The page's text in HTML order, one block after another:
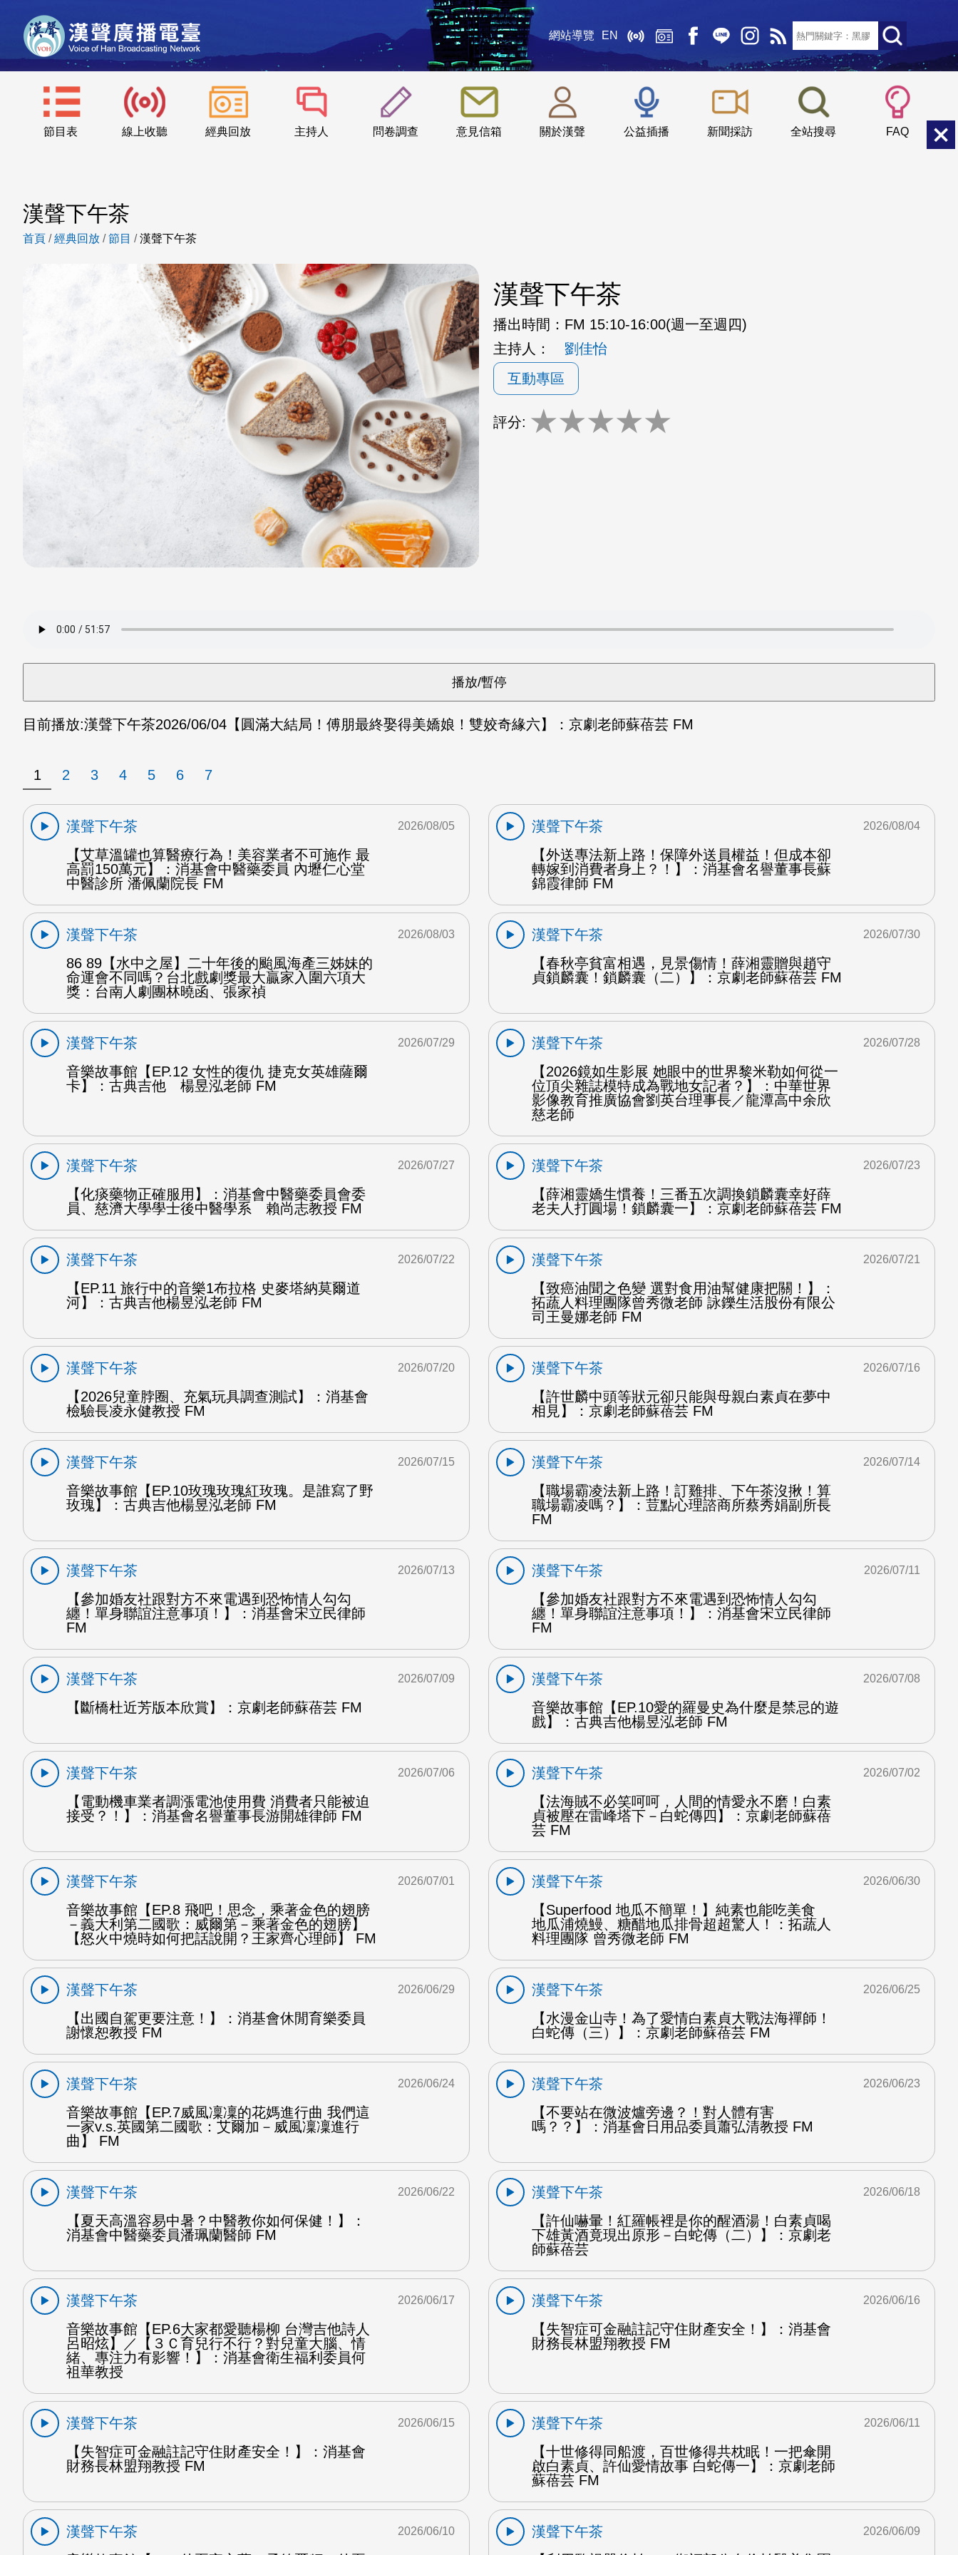
網站導覽 EN
節目表 線上收聽 經典回放 主持人 問卷調查 意見信箱 關於漢聲 公益插播 新聞採訪 全站搜尋 FAQ
::: 小 中
漢聲下午茶
首頁 /經典回放 /節目 /漢聲下午茶
漢聲下午茶
播出時間： FM 15:10-16:00(週一至週四)
主持人：
劉佳怡
互動專區
評分: ★★★★★
目前播放:漢聲下午茶2026/06/04 【圓滿大結局！傅朋最終娶得美嬌娘！雙姣奇緣六】：京劇老師蘇蓓芸 FM
1 2 3 4 5 6 7
漢聲下午茶
【艾草溫罐也算醫療行為！美容業者不可施作 最
高罰150萬元】：消基會中醫藥委員 內壢仁心堂
中醫診所 潘佩蘭院長 FM
2026/08/05
漢聲下午茶
【外送專法新上路！保障外送員權益！但成本卻
轉嫁到消費者身上？！】：消基會名譽董事長蘇
錦霞律師 FM
2026/08/04
漢聲下午茶
86 89【水中之屋】二十年後的颱風海產三姊妹的
命運會不同嗎？台北戲劇獎最大贏家入圍六項大
獎：台南人劇團林曉函、張家禎
2026/08/03
漢聲下午茶
【春秋亭貧富相遇，見景傷情！薛湘靈贈與趙守
貞鎖麟囊！鎖麟囊（二）】：京劇老師蘇蓓芸 FM
2026/07/30
漢聲下午茶
音樂故事館【EP.12 女性的復仇 捷克女英雄薩爾
卡】：古典吉他 楊昱泓老師 FM
2026/07/29
漢聲下午茶
【2026鏡如生影展 她眼中的世界黎米勒如何從一
位頂尖雜誌模特成為戰地女記者？】：中華世界
影像教育推廣協會劉英台理事長／龍潭高中余欣
慈老師
2026/07/28
漢聲下午茶
【化痰藥物正確服用】：消基會中醫藥委員會委
員、慈濟大學學士後中醫學系 賴尚志教授 FM
2026/07/27
漢聲下午茶
【薛湘靈嬌生慣養！三番五次調換鎖麟囊幸好薛
老夫人打圓場！鎖麟囊一】：京劇老師蘇蓓芸 FM
2026/07/23
漢聲下午茶
【EP.11 旅行中的音樂1布拉格 史麥塔納莫爾道
河】：古典吉他楊昱泓老師 FM
2026/07/22
漢聲下午茶
【致癌油聞之色變 選對食用油幫健康把關！】：
拓蔬人料理團隊曾秀微老師 詠鑠生活股份有限公
司王曼娜老師 FM
2026/07/21
漢聲下午茶
【2026兒童脖圈、充氣玩具調查測試】：消基會
檢驗長凌永健教授 FM
2026/07/20
漢聲下午茶
【許世麟中頭等狀元卻只能與母親白素貞在夢中
相見】：京劇老師蘇蓓芸 FM
2026/07/16
漢聲下午茶
音樂故事館【EP.10玫瑰玫瑰紅玫瑰。是誰寫了野
玫瑰】：古典吉他楊昱泓老師 FM
2026/07/15
漢聲下午茶
【職場霸凌法新上路！訂雞排、下午茶沒揪！算
職場霸凌嗎？】：荳點心理諮商所蔡秀娟副所長
FM
2026/07/14
漢聲下午茶
【參加婚友社跟對方不來電遇到恐怖情人勾勾
纏！單身聯誼注意事項！】：消基會宋立民律師
FM
2026/07/13
漢聲下午茶
【參加婚友社跟對方不來電遇到恐怖情人勾勾
纏！單身聯誼注意事項！】：消基會宋立民律師
FM
2026/07/11
漢聲下午茶
【斷橋杜近芳版本欣賞】：京劇老師蘇蓓芸 FM
2026/07/09
漢聲下午茶
音樂故事館【EP.10愛的羅曼史為什麼是禁忌的遊
戲】：古典吉他楊昱泓老師 FM
2026/07/08
漢聲下午茶
【電動機車業者調漲電池使用費 消費者只能被迫
接受？！】：消基會名譽董事長游開雄律師 FM
2026/07/06
漢聲下午茶
【法海賊不必笑呵呵，人間的情愛永不磨！白素
貞被壓在雷峰塔下－白蛇傳四】：京劇老師蘇蓓
芸 FM
2026/07/02
漢聲下午茶
音樂故事館【EP.8 飛吧！思念，乘著金色的翅膀
－義大利第二國歌：威爾第－乘著金色的翅膀】
【怒火中燒時如何把話說開？王家齊心理師】 FM
2026/07/01
漢聲下午茶
【Superfood 地瓜不簡單！】純素也能吃美食
地瓜浦燒鰻、糖醋地瓜排骨超超驚人！：拓蔬人
料理團隊 曾秀微老師 FM
2026/06/30
漢聲下午茶
【出國自駕更要注意！】：消基會休閒育樂委員
謝懷恕教授 FM
2026/06/29
漢聲下午茶
【水漫金山寺！為了愛情白素貞大戰法海禪師！
白蛇傳（三）】：京劇老師蘇蓓芸 FM
2026/06/25
漢聲下午茶
音樂故事館【EP.7威風凜凜的花媽進行曲 我們這
一家v.s.英國第二國歌：艾爾加－威風凜凜進行
曲】 FM
2026/06/24
漢聲下午茶
【不要站在微波爐旁邊？！對人體有害
嗎？？】：消基會日用品委員蕭弘清教授 FM
2026/06/23
漢聲下午茶
【夏天高溫容易中暑？中醫教你如何保健！】：
消基會中醫藥委員潘珮蘭醫師 FM
2026/06/22
漢聲下午茶
【許仙嚇暈！紅羅帳裡是你的醒酒湯！白素貞喝
下雄黃酒竟現出原形－白蛇傳（二）】：京劇老
師蘇蓓芸
2026/06/18
漢聲下午茶
音樂故事館【EP.6大家都愛聽楊柳 台灣吉他詩人
呂昭炫】／【３Ｃ育兒行不行？對兒童大腦、情
緒、專注力有影響！】：消基會衛生福利委員何
祖華教授
2026/06/17
漢聲下午茶
【失智症可金融註記守住財產安全！】：消基會
財務長林盟翔教授 FM
2026/06/16
漢聲下午茶
【失智症可金融註記守住財產安全！】：消基會
財務長林盟翔教授 FM
2026/06/15
漢聲下午茶
【十世修得同船渡，百世修得共枕眠！一把傘開
啟白素貞、許仙愛情故事 白蛇傳一】：京劇老師
蘇蓓芸 FM
2026/06/11
漢聲下午茶
2026/06/10
漢聲下午茶
2026/06/09